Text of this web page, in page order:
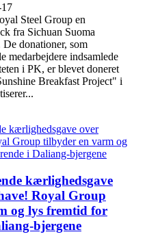
Steel Group en
fra Sichuan Suoma
donationer, som
medarbejdere indsamlede
i PK, er blevet doneret
Breakfast Project" i
kærlighedsgave
Royal Group
og lys fremtid for
bjergene